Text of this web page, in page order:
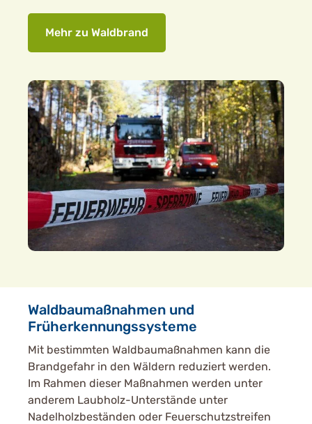
Mehr zu Waldbrand
Waldbaumaßnahmen und
Früherkennungssysteme
Mit bestimmten Waldbaumaßnahmen kann die
Brandgefahr in den Wäldern reduziert werden.
Im Rahmen dieser Maßnahmen werden unter
anderem Laubholz-Unterstände unter
Nadelholzbeständen oder Feuerschutzstreifen